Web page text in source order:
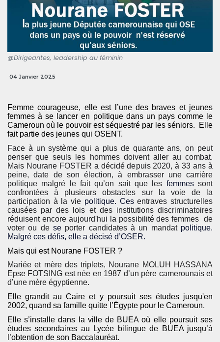
@Dirigeantes, leadership au féminin
04 Janvier 2025
Femme courageuse, elle est l’une des braves et jeunes
femmes à se lancer en politique dans un pays comme le
Cameroun où le pouvoir est séquestré par les séniors. Elle
fait partie des jeunes qui OSENT.
Face à un système qui a plus de quarante ans, on peut
penser que seuls les hommes doivent aller au combat.
Mais Nourane FOSTER a décidé depuis 2020, à 33 ans à
peine, date de son élection, à embrasser une carrière
politique malgré le fait qu’on sait que les femmes sont
confrontées à plusieurs obstacles sur la voie de la
participation à la vie politique. Cesentraves structurelles
causées par des lois et des institutions discriminatoires
réduisent encore aujourd'hui la possibilité des femmes de
voter ou de se porter candidates à un mandat politique.
Malgré ces défis, elle a décisé d’OSER.
Mais qui est Nourane FOSTER ?
Mariée et mère des triplets, Nourane MOLUH HASSANA
Epse FOTSING est née en 1987 d’un père camerounais et
d’une mère égyptienne.
Elle grandit au Caire et y poursuit ses études jusqu'en
2002, quand sa famille quitte l’Égypte pour le Cameroun.
Elle s’installe dans la ville de BUEA où elle poursuit ses
études secondaires au Lycée bilingue de BUEA jusqu’à
l’obtention de son Baccalauréat.